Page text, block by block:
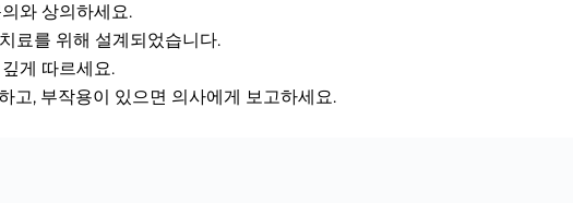
와 상의하세요.
료를 위해 설계되었습니다.
게 따르세요.
고, 부작용이 있으면 의사에게 보고하세요.